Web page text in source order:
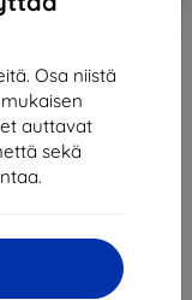
Osa niistä
auttavat
sekä
11,90 €
10,71 €
> 5 kpl